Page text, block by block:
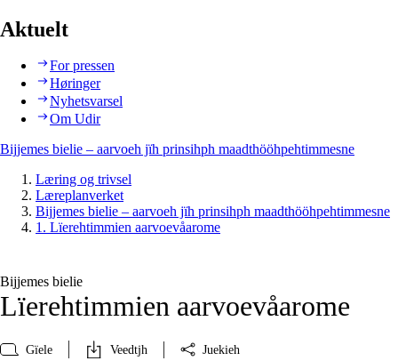
Aktuelt
For pressen
Høringer
Nyhetsvarsel
Om Udir
Bijjemes bielie – aarvoeh jïh prinsihph maadthööhpehtimmesne
Læring og trivsel
Læreplanverket
Bijjemes bielie – aarvoeh jïh prinsihph maadthööhpehtimmesne
1. Lïerehtimmien aarvoevåarome
Bijjemes bielie
Lïerehtimmien aarvoevåarome
Gïele Veedtjh Juekieh